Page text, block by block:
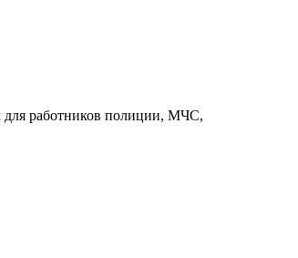
работников полиции, МЧС,